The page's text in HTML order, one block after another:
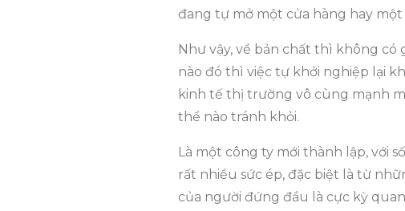
đang tự mở một cửa hàng hay
Như vậy, về bản chất thì không có
nào đó thì việc tự khởi nghiệp lại
kinh tế thị trường vô cùng mạnh
thể nào tránh khỏi.
Là một công ty mới thành lập, với
rất nhiều sức ép, đặc biệt là từ
của người đứng đầu là cực kỳ